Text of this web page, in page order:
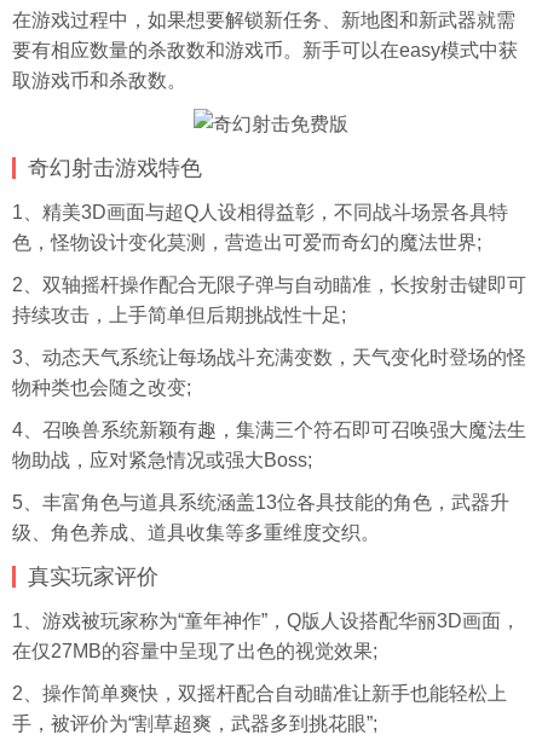
在游戏过程中，如果想要解锁新任务、新地图和新武器就需
要有相应数量的杀敌数和游戏币。新手可以在easy模式中获
取游戏币和杀敌数。
奇幻射击游戏特色
1、精美3D画面与超Q人设相得益彰，不同战斗场景各具特
色，怪物设计变化莫测，营造出可爱而奇幻的魔法世界;
2、双轴摇杆操作配合无限子弹与自动瞄准，长按射击键即可
持续攻击，上手简单但后期挑战性十足;
3、动态天气系统让每场战斗充满变数，天气变化时登场的怪
物种类也会随之改变;
4、召唤兽系统新颖有趣，集满三个符石即可召唤强大魔法生
物助战，应对紧急情况或强大Boss;
5、丰富角色与道具系统涵盖13位各具技能的角色，武器升
级、角色养成、道具收集等多重维度交织。
真实玩家评价
1、游戏被玩家称为“童年神作”，Q版人设搭配华丽3D画面，
在仅27MB的容量中呈现了出色的视觉效果;
2、操作简单爽快，双摇杆配合自动瞄准让新手也能轻松上
手，被评价为“割草超爽，武器多到挑花眼”;